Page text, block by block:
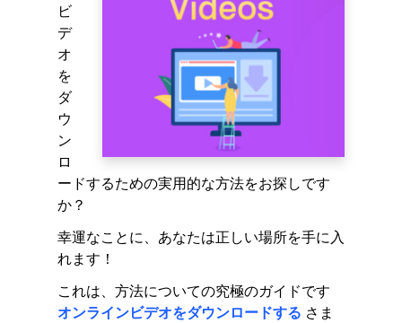
ビ
デ
オ
を
ダ
ウ
ン
ロ
ードするための実用的な方法をお探しです
か？
幸運なことに、あなたは正しい場所を手に入
れます！
これは、方法についての究極のガイドです
オンラインビデオをダウンロードする さま